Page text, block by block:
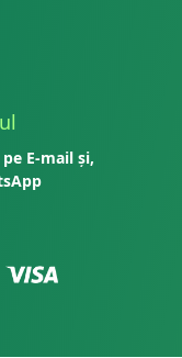
E-mail și,